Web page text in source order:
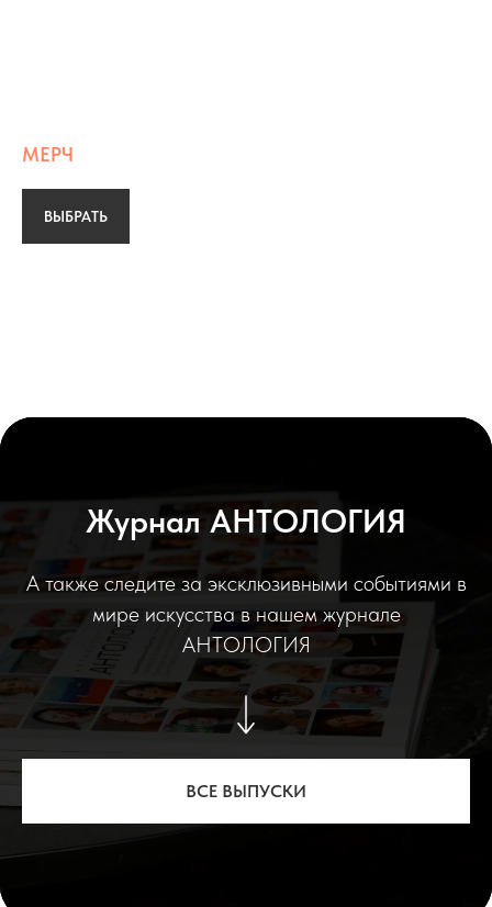
МЕРЧ
ВЫБРАТЬ
Журнал АНТОЛОГИЯ
А также следите за эксклюзивными событиями в
мире искусства в нашем журнале
АНТОЛОГИЯ
ВСЕ ВЫПУСКИ